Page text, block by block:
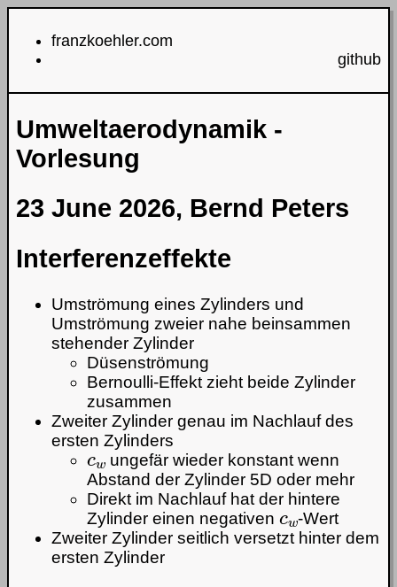
franzkoehler.com
github
Umweltaerodynamik -
Vorlesung
23 June 2026, Bernd Peters
Interferenzeffekte
Umströmung eines Zylinders und
Umströmung zweier nahe beinsammen
stehender Zylinder
Düsenströmung
Bernoulli-Effekt zieht beide Zylinder
zusammen
Zweiter Zylinder genau im Nachlauf des
ersten Zylinders
cw
ungefär wieder konstant wenn
Abstand der Zylinder 5D oder mehr
Direkt im Nachlauf hat der hintere
Zylinder einen negativen
cw
-Wert
Zweiter Zylinder seitlich versetzt hinter dem
ersten Zylinder